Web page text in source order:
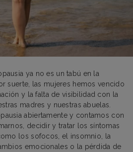
ya no es un tabú en la
suerte, las mujeres hemos vencido
y la falta de visibilidad con la
madres y nuestras abuelas.
abiertamente y contamos con
decidir y tratar los síntomas
los sofocos, el insomnio, la
emocionales o la pérdida de